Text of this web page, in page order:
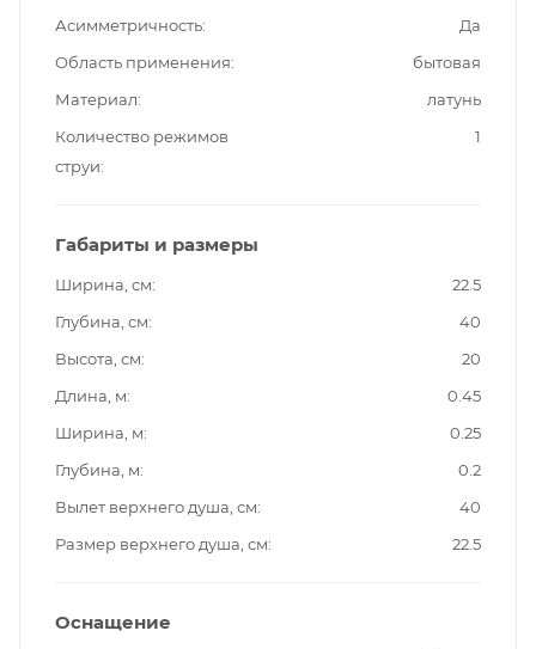
Асимметричность
Да
Область применения
бытовая
Материал
латунь
Количество режимов
струи
1
Габариты и размеры
Ширина, см
22.5
Глубина, см
40
Высота, см
20
Длина, м
0.45
Ширина, м
0.25
Глубина, м
0.2
Вылет верхнего душа, см
40
Размер верхнего душа, см
22.5
Оснащение